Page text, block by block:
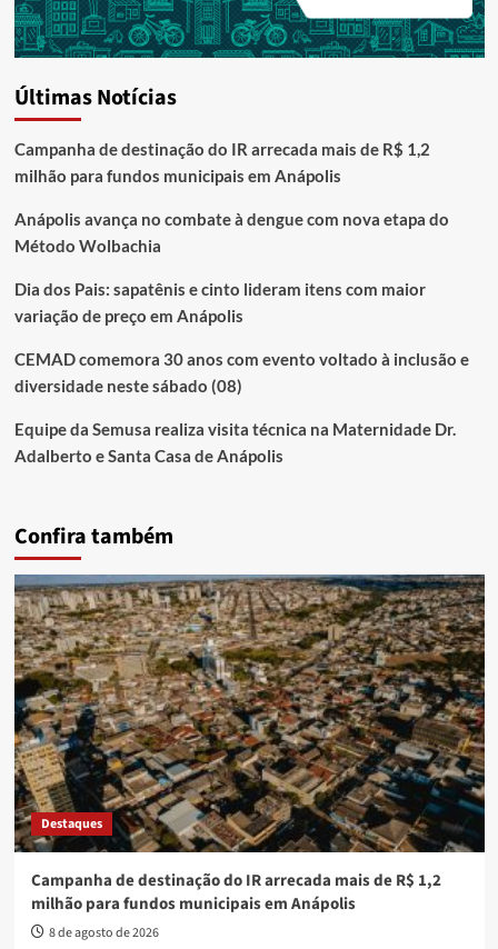
Últimas Notícias
Campanha de destinação do IR arrecada mais de R$ 1,2
milhão para fundos municipais em Anápolis
Anápolis avança no combate à dengue com nova etapa do
Método Wolbachia
Dia dos Pais: sapatênis e cinto lideram itens com maior
variação de preço em Anápolis
CEMAD comemora 30 anos com evento voltado à inclusão e
diversidade neste sábado (08)
Equipe da Semusa realiza visita técnica na Maternidade Dr.
Adalberto e Santa Casa de Anápolis
Confira também
Destaques
Campanha de destinação do IR arrecada mais de R$ 1,2
milhão para fundos municipais em Anápolis
8 de agosto de 2026